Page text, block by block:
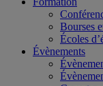
Bourses
Écoles
Évènements